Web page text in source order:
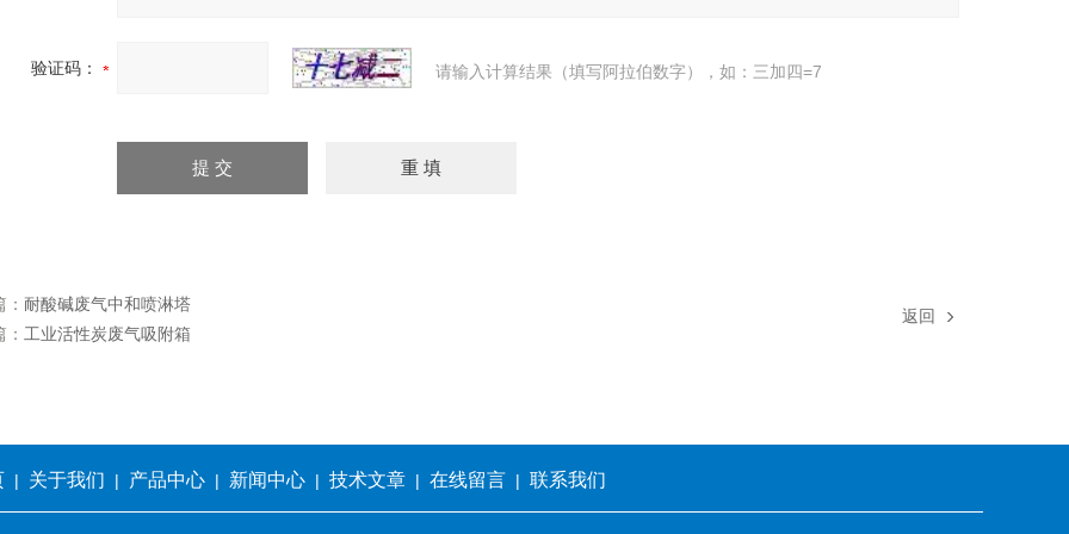
验证码： 请输入计算结果（填写阿拉伯数字），如：三加四=7
： 耐酸碱废气中和喷淋塔
工业活性炭废气吸附箱
返回
| 关于我们 | 产品中心 | 新闻中心 | 技术文章 | 在线留言 | 联系我们